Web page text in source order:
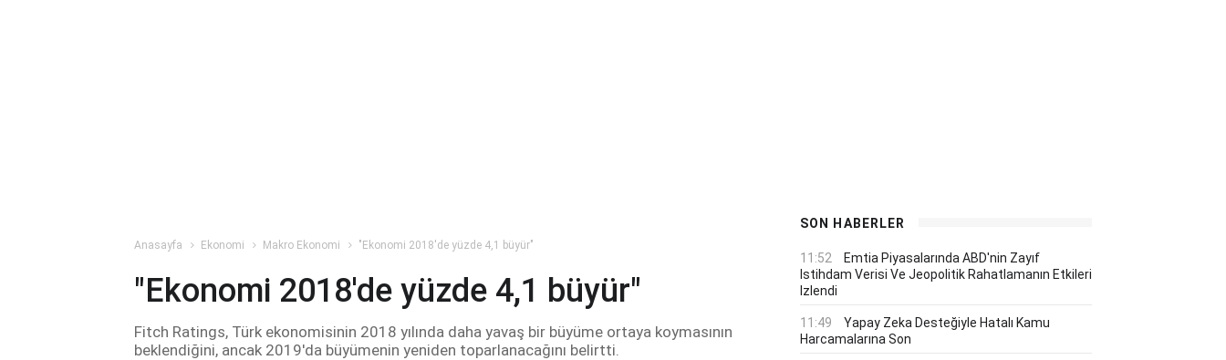
Anasayfa Ekonomi Makro Ekonomi "Ekonomi 2018'de yüzde 4,1 büyür"
"Ekonomi 2018'de yüzde 4,1 büyür"
Fitch Ratings, Türk ekonomisinin 2018 yılında daha yavaş bir büyüme ortaya koymasının
beklendiğini, ancak 2019'da büyümenin yeniden toparlanacağını belirtti.
SON HABERLER
11:52
Emtia Piyasalarında ABD'nin Zayıf
Istihdam Verisi Ve Jeopolitik Rahatlamanın Etkileri
Izlendi
11:49
Yapay Zeka Desteğiyle Hatalı Kamu
Harcamalarına Son